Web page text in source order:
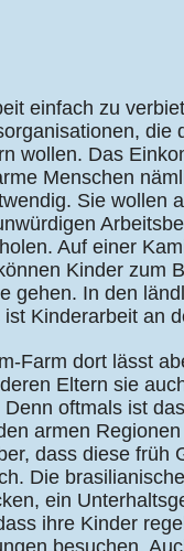
einfach zu
die
wollen. Das
Menschen
Sie wollen
Auf einer
Kinder zum
gehen. In den
Kinderarbeit an
Farm dort lässt
Eltern sie
oftmals ist
armen
dass diese früh
Die
ein
ihre Kinder
besuchen.